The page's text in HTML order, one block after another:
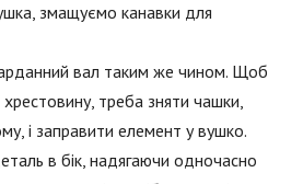
змащуємо канавки для
вал таким же чином. Щоб
треба зняти чашки,
і заправити елемент у вушко.
в бік, надягаючи одночасно